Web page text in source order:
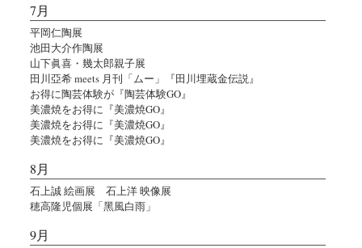
7月
平岡仁陶展
池田大介作陶展
山下眞喜・幾太郎親子展
田川亞希 meets 月刊「ムー」『田川埋蔵金伝説』
お得に陶芸体験が『陶芸体験GO』
美濃焼をお得に『美濃焼GO』
美濃焼をお得に『美濃焼GO』
美濃焼をお得に『美濃焼GO』
8月
石上誠 絵画展 石上洋 映像展
穂高隆児個展「黑風白雨」
9月